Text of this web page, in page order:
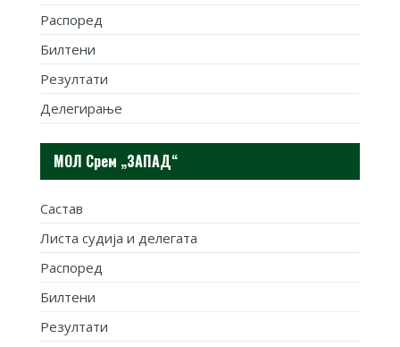
Распоред
Билтени
Резултати
Делегирање
МОЛ Срем „ЗАПАД“
Састав
Листа судија и делегата
Распоред
Билтени
Резултати